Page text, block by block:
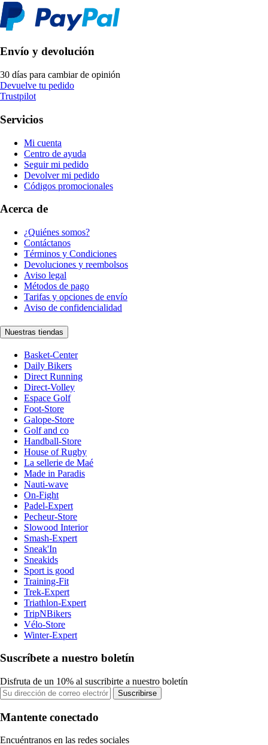
Envío y devolución
30 días para cambiar de opinión
Devuelve tu pedido
Trustpilot
Servicios
Mi cuenta
Centro de ayuda
Seguir mi pedido
Devolver mi pedido
Códigos promocionales
Acerca de
¿Quiénes somos?
Contáctanos
Términos y Condiciones
Devoluciones y reembolsos
Aviso legal
Métodos de pago
Tarifas y opciones de envío
Aviso de confidencialidad
Nuestras tiendas
Basket-Center
Daily Bikers
Direct Running
Direct-Volley
Espace Golf
Foot-Store
Galope-Store
Golf and co
Handball-Store
House of Rugby
La sellerie de Maé
Made in Paradis
Nauti-wave
On-Fight
Padel-Expert
Pecheur-Store
Slowood Interior
Smash-Expert
Sneak'In
Sneakids
Sport is good
Training-Fit
Trek-Expert
Triathlon-Expert
TripNBikers
Vélo-Store
Winter-Expert
Suscríbete a nuestro boletín
Disfruta de un 10% al suscribirte a nuestro boletín
Suscribirse
Mantente conectado
Encuéntranos en las redes sociales